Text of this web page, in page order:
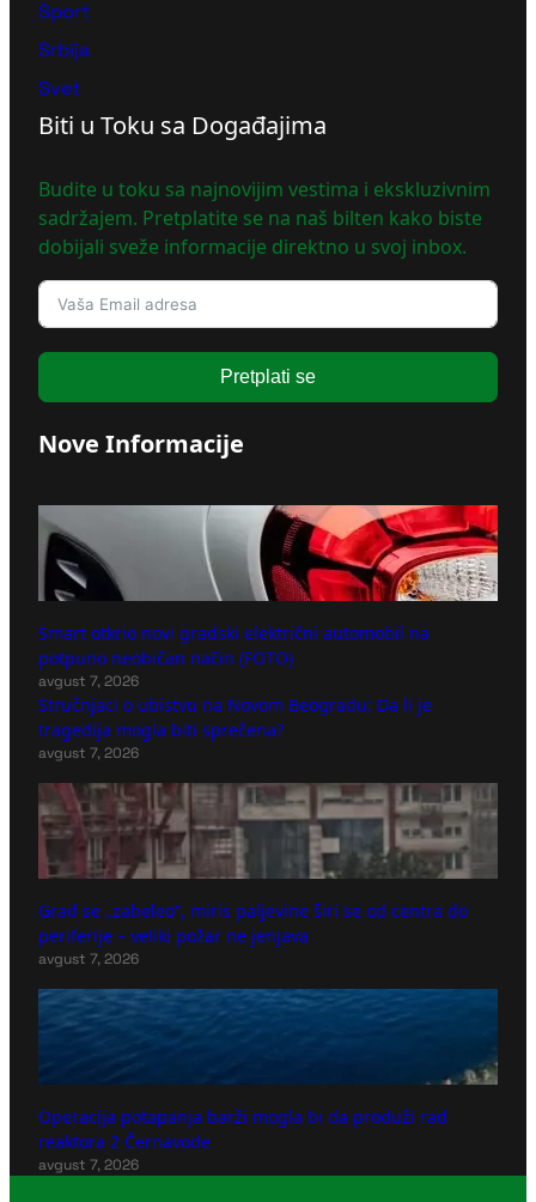
Sport
Srbija
Svet
Biti u Toku sa Događajima
Budite u toku sa najnovijim vestima i ekskluzivnim
sadržajem. Pretplatite se na naš bilten kako biste
dobijali sveže informacije direktno u svoj inbox.
Pretplati se
Nove Informacije
Smart otkrio novi gradski električni automobil na
potpuno neobičan način (FOTO)
avgust 7, 2026
Stručnjaci o ubistvu na Novom Beogradu: Da li je
tragedija mogla biti sprečena?
avgust 7, 2026
Grad se „zabeleo“, miris paljevine širi se od centra do
periferije – veliki požar ne jenjava
avgust 7, 2026
Operacija potapanja barži mogla bi da produži rad
reaktora 2 Černavode
avgust 7, 2026